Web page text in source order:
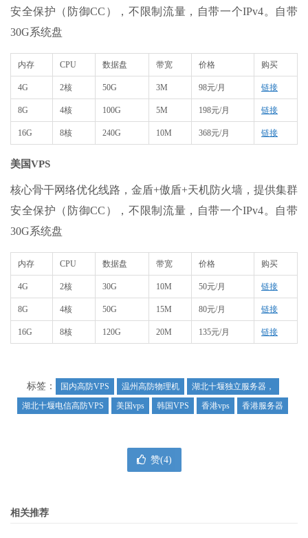
安全保护（防御CC），不限制流量，自带一个IPv4。自带
30G系统盘
内存 CPU 数据盘 带宽 价格 购买
4G 2核 50G 3M 98元/月 链接
8G 4核 100G 5M 198元/月 链接
16G 8核 240G 10M 368元/月 链接
美国VPS
核心骨干网络优化线路，金盾+傲盾+天机防火墙，提供集群
安全保护（防御CC），不限制流量，自带一个IPv4。自带
30G系统盘
内存 CPU 数据盘 带宽 价格 购买
4G 2核 30G 10M 50元/月 链接
8G 4核 50G 15M 80元/月 链接
16G 8核 120G 20M 135元/月 链接
标签： 国内高防VPS 温州高防物理机
湖北十堰独立服务器，
湖北十堰电信高防VPS
美国vps 韩国VPS 香港vps 香港服务器
赞(4)
相关推荐